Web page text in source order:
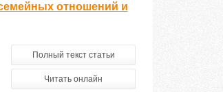
отношений и
Полный текст статьи
Читать онлайн